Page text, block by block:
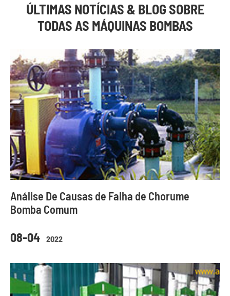
ÚLTIMAS NOTÍCIAS & BLOG SOBRE
TODAS AS MÁQUINAS BOMBAS
08-04 2022
Análise De Causas de Falha de Chorume
Bomba Comum